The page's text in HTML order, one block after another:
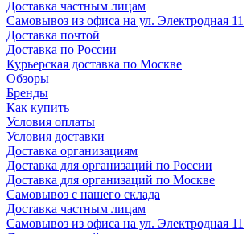
Доставка частным лицам
Самовывоз из офиса на ул. Электродная 11
Доставка почтой
Доставка по России
Курьерская доставка по Москве
Обзоры
Бренды
Как купить
Условия оплаты
Условия доставки
Доставка организациям
Доставка для организаций по России
Доставка для организаций по Москве
Самовывоз с нашего склада
Доставка частным лицам
Самовывоз из офиса на ул. Электродная 11